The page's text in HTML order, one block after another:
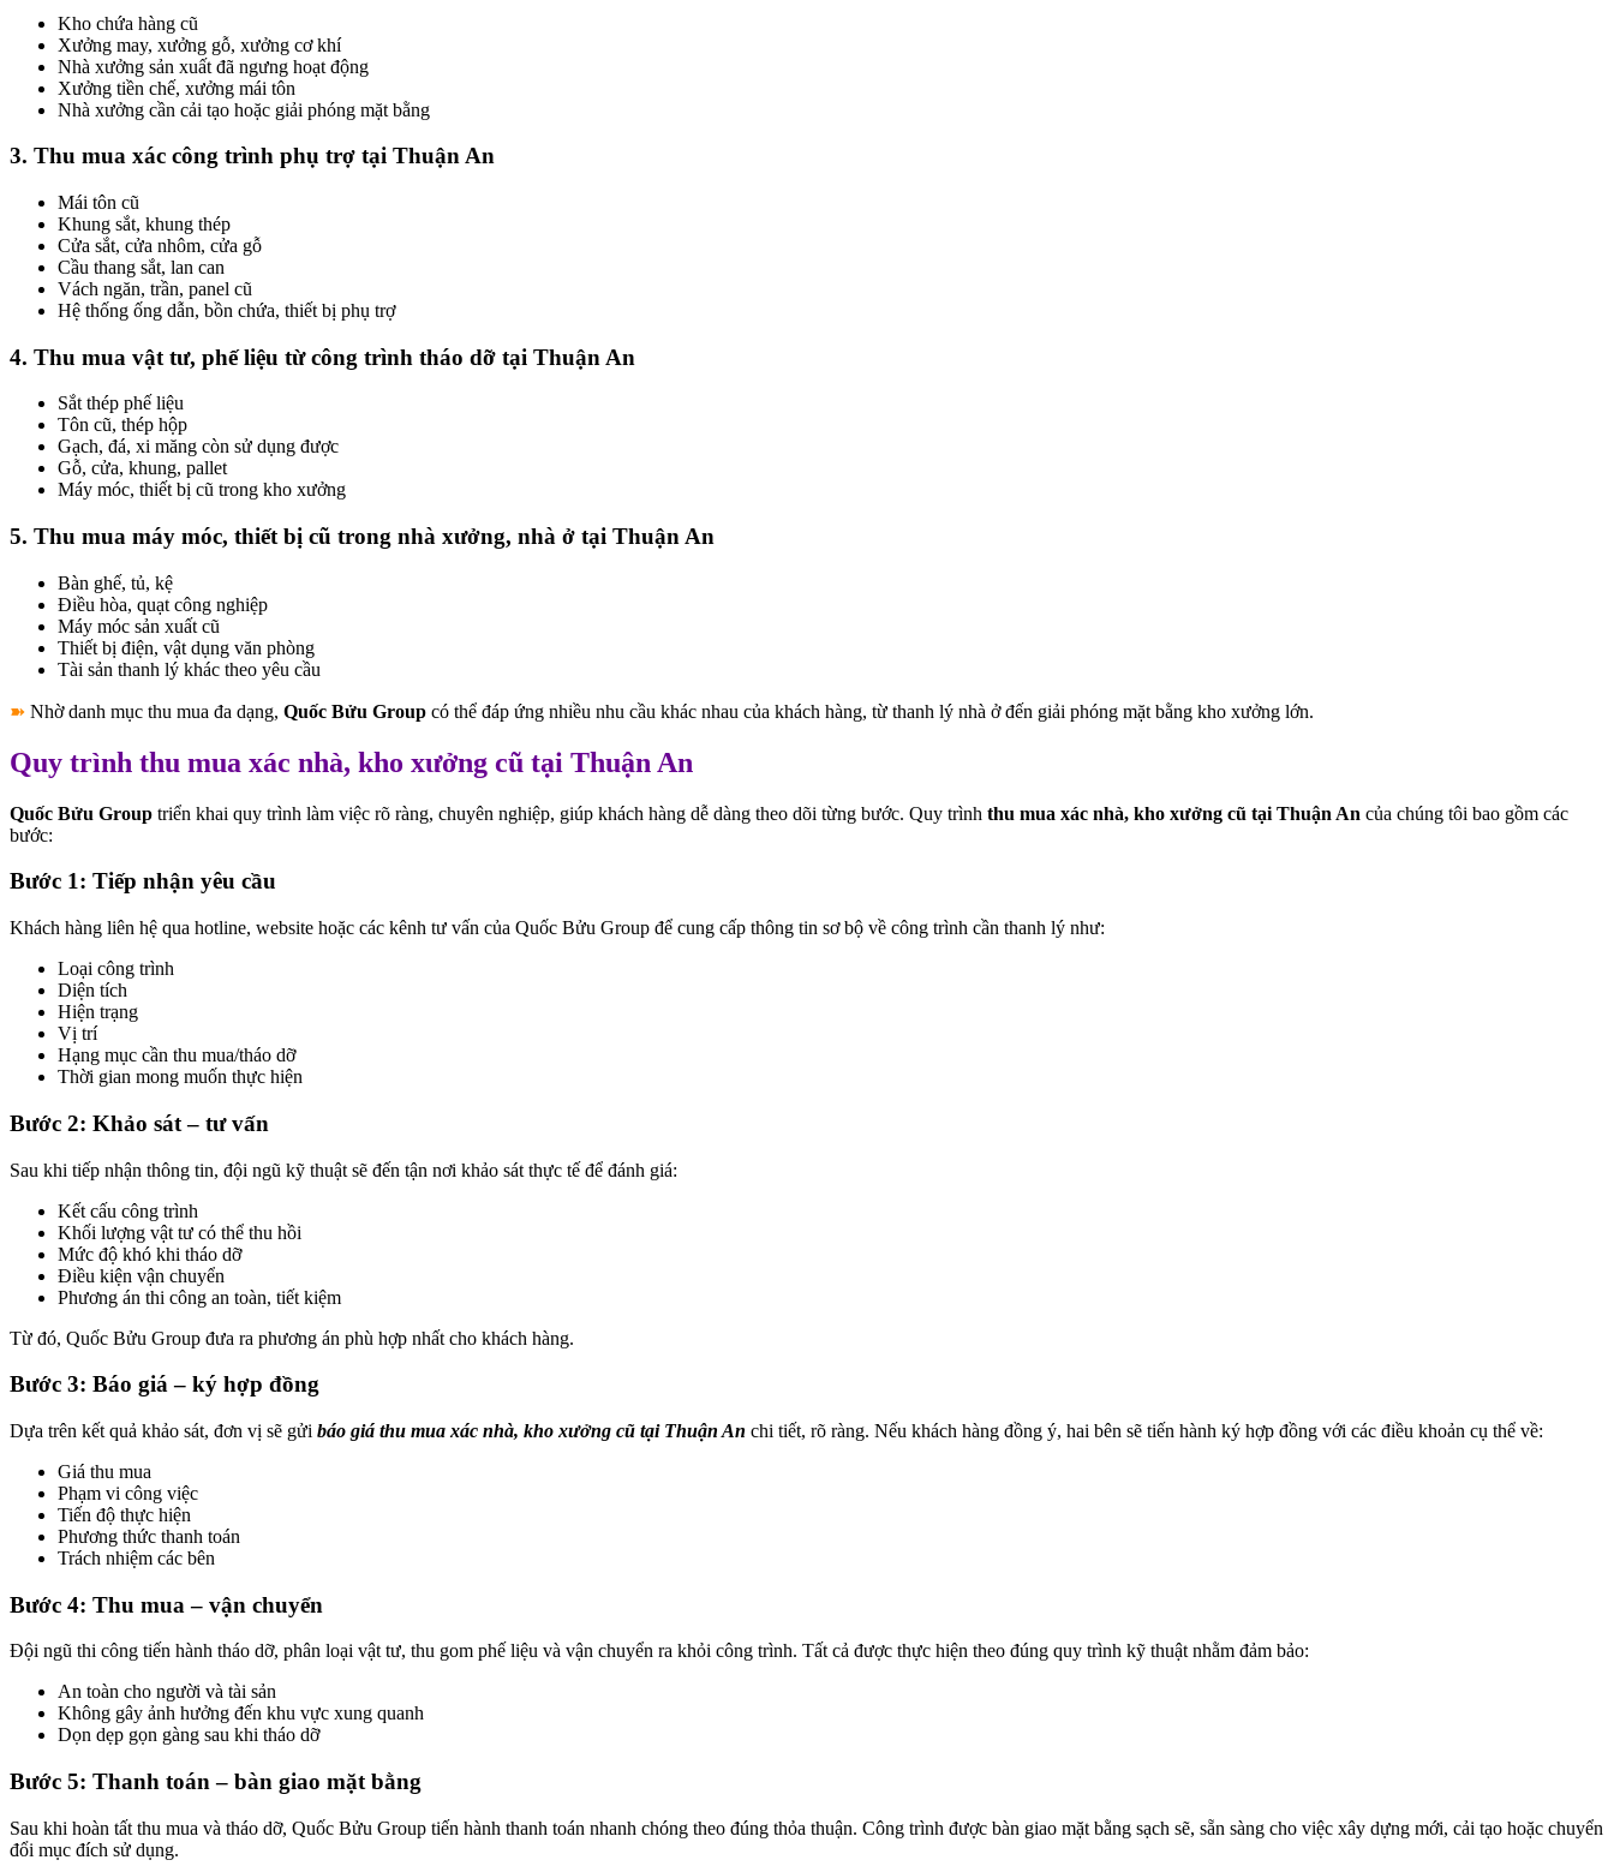
Kho chứa hàng cũ
Xưởng may, xưởng gỗ, xưởng cơ khí
Nhà xưởng sản xuất đã ngưng hoạt động
Xưởng tiền chế, xưởng mái tôn
Nhà xưởng cần cải tạo hoặc giải phóng mặt bằng
3. Thu mua xác công trình phụ trợ tại Thuận An
Mái tôn cũ
Khung sắt, khung thép
Cửa sắt, cửa nhôm, cửa gỗ
Cầu thang sắt, lan can
Vách ngăn, trần, panel cũ
Hệ thống ống dẫn, bồn chứa, thiết bị phụ trợ
4. Thu mua vật tư, phế liệu từ công trình tháo dỡ tại Thuận An
Sắt thép phế liệu
Tôn cũ, thép hộp
Gạch, đá, xi măng còn sử dụng được
Gỗ, cửa, khung, pallet
Máy móc, thiết bị cũ trong kho xưởng
5. Thu mua máy móc, thiết bị cũ trong nhà xưởng, nhà ở tại Thuận An
Bàn ghế, tủ, kệ
Điều hòa, quạt công nghiệp
Máy móc sản xuất cũ
Thiết bị điện, vật dụng văn phòng
Tài sản thanh lý khác theo yêu cầu
➽ Nhờ danh mục thu mua đa dạng, Quốc Bửu Group có thể đáp ứng nhiều nhu cầu khác nhau của khách hàng, từ thanh lý nhà ở đến giải phóng mặt bằng kho xưởng lớn.
Quy trình thu mua xác nhà, kho xưởng cũ tại Thuận An
Quốc Bửu Group triển khai quy trình làm việc rõ ràng, chuyên nghiệp, giúp khách hàng dễ dàng theo dõi từng bước. Quy trình thu mua xác nhà, kho xưởng cũ tại Thuận An của chúng tôi bao gồm các
bước:
Bước 1: Tiếp nhận yêu cầu
Khách hàng liên hệ qua hotline, website hoặc các kênh tư vấn của Quốc Bửu Group để cung cấp thông tin sơ bộ về công trình cần thanh lý như:
Loại công trình
Diện tích
Hiện trạng
Vị trí
Hạng mục cần thu mua/tháo dỡ
Thời gian mong muốn thực hiện
Bước 2: Khảo sát – tư vấn
Sau khi tiếp nhận thông tin, đội ngũ kỹ thuật sẽ đến tận nơi khảo sát thực tế để đánh giá:
Kết cấu công trình
Khối lượng vật tư có thể thu hồi
Mức độ khó khi tháo dỡ
Điều kiện vận chuyển
Phương án thi công an toàn, tiết kiệm
Từ đó, Quốc Bửu Group đưa ra phương án phù hợp nhất cho khách hàng.
Bước 3: Báo giá – ký hợp đồng
Dựa trên kết quả khảo sát, đơn vị sẽ gửi báo giá thu mua xác nhà, kho xưởng cũ tại Thuận An chi tiết, rõ ràng. Nếu khách hàng đồng ý, hai bên sẽ tiến hành ký hợp đồng với các điều khoản cụ thể về:
Giá thu mua
Phạm vi công việc
Tiến độ thực hiện
Phương thức thanh toán
Trách nhiệm các bên
Bước 4: Thu mua – vận chuyển
Đội ngũ thi công tiến hành tháo dỡ, phân loại vật tư, thu gom phế liệu và vận chuyển ra khỏi công trình. Tất cả được thực hiện theo đúng quy trình kỹ thuật nhằm đảm bảo:
An toàn cho người và tài sản
Không gây ảnh hưởng đến khu vực xung quanh
Dọn dẹp gọn gàng sau khi tháo dỡ
Bước 5: Thanh toán – bàn giao mặt bằng
Sau khi hoàn tất thu mua và tháo dỡ, Quốc Bửu Group tiến hành thanh toán nhanh chóng theo đúng thỏa thuận. Công trình được bàn giao mặt bằng sạch sẽ, sẵn sàng cho việc xây dựng mới, cải tạo hoặc chuyển
đổi mục đích sử dụng.